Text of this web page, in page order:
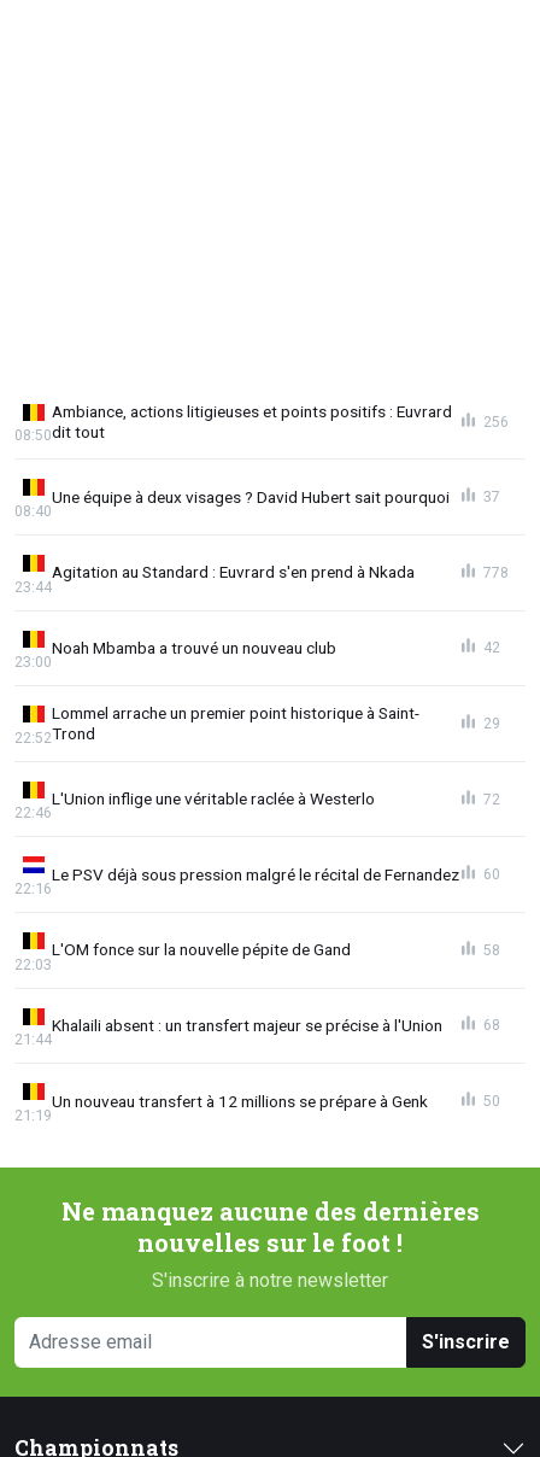
Ambiance, actions litigieuses et points positifs : Euvrard
dit tout
08:50
256
Une équipe à deux visages ? David Hubert sait pourquoi
08:40
37
Agitation au Standard : Euvrard s'en prend à Nkada
23:44
778
Noah Mbamba a trouvé un nouveau club
23:00
42
Lommel arrache un premier point historique à Saint-
Trond
22:52
29
L'Union inflige une véritable raclée à Westerlo
22:46
72
Le PSV déjà sous pression malgré le récital de Fernandez
22:16
60
L'OM fonce sur la nouvelle pépite de Gand
22:03
58
Khalaili absent : un transfert majeur se précise à l'Union
21:44
68
Un nouveau transfert à 12 millions se prépare à Genk
21:19
50
Ne manquez aucune des dernières
nouvelles sur le foot !
S'inscrire à notre newsletter
S'inscrire
Championnats